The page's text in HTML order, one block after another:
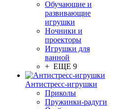
Обучающие и
развивающие
игрушки
Ночники и
проекторы
Игрушки для
ванной
+ ЕЩЕ 9
Антистресс-игрушки
Приколы
Пружинки-радуги